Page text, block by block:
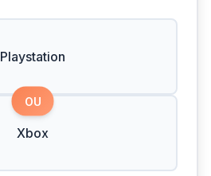
Playstation
OU
Xbox